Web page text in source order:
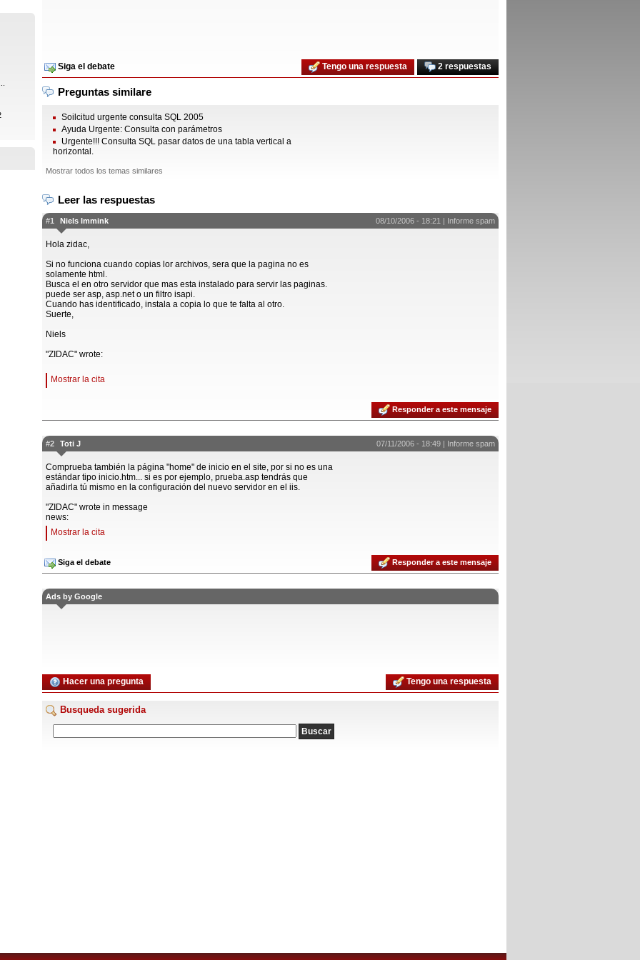
Siga el debate 2 respuestas
Tengo una respuesta
Preguntas similare
Soilcitud urgente consulta SQL 2005
Ayuda Urgente: Consulta con parámetros
Urgente!!! Consulta SQL pasar datos de una tabla vertical a
horizontal.
Mostrar todos los temas similares
Leer las respuestas
#1 Niels Immink 08/10/2006 - 18:21 | Informe spam
Hola zidac,
Si no funciona cuando copias lor archivos, sera que la pagina no es
solamente html.
Busca el en otro servidor que mas esta instalado para servir las paginas.
puede ser asp, asp.net o un filtro isapi.
Cuando has identificado, instala a copia lo que te falta al otro.
Suerte,
Niels
"ZIDAC" wrote:
Mostrar la cita
Responder a este mensaje
#2 Toti J 07/11/2006 - 18:49 | Informe spam
Comprueba también la página "home" de inicio en el site, por si no es una
estándar tipo inicio.htm... si es por ejemplo, prueba.asp tendrás que
añadirla tú mismo en la configuración del nuevo servidor en el iis.
"ZIDAC" wrote in message
news:
Mostrar la cita
Siga el debate Responder a este mensaje
Ads by Google
Hacer una pregunta Tengo una respuesta
Busqueda sugerida